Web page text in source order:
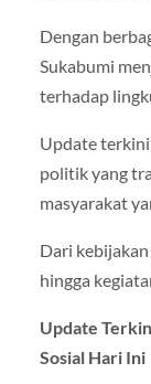
Dengan
Sukabumi
terhadap
Update
politik yang
masyarakat
Dari
hingga
Update
Sosial Hari Ini